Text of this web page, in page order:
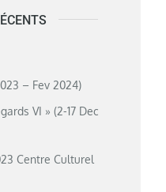
– Fev 2024)
VI » (2-17 Dec
Centre Culturel